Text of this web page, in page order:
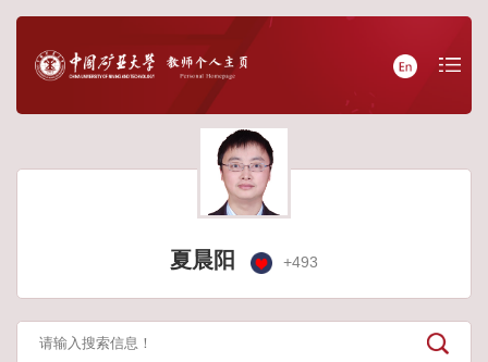
夏晨阳 +493